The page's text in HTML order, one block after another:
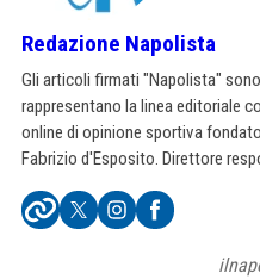
Redazione Napolista
Gli articoli firmati "Napolista"
rappresentano la linea editoriale
online di opinione sportiva
Fabrizio d'Esposito. Direttore